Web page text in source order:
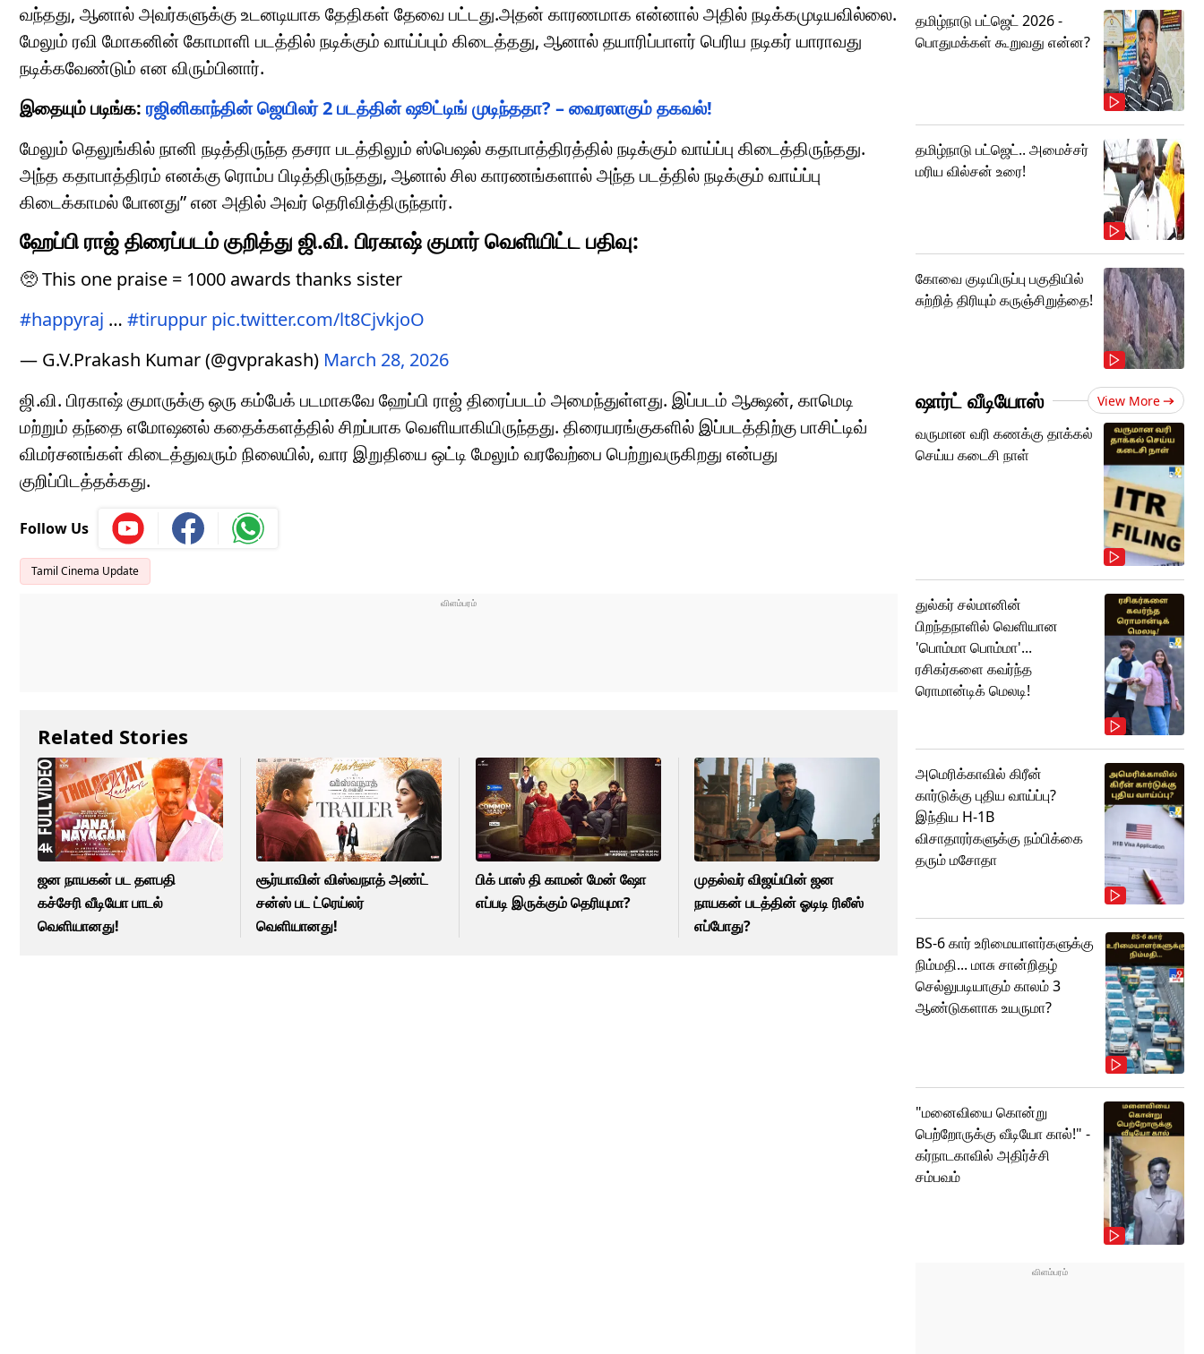
வந்தது, ஆனால் அவர்களுக்கு உடனடியாக தேதிகள் தேவை பட்டது.அதன் காரணமாக என்னால் அதில் நடிக்கமுடியவில்லை.
மேலும் ரவி மோகனின் கோமாளி படத்தில் நடிக்கும் வாய்ப்பும் கிடைத்தது, ஆனால் தயாரிப்பாளர் பெரிய நடிகர் யாராவது
நடிக்கவேண்டும் என விரும்பினார்.
இதையும் படிங்க: ரஜினிகாந்தின் ஜெயிலர் 2 படத்தின் ஷூட்டிங் முடிந்ததா? – வைரலாகும் தகவல்!
மேலும் தெலுங்கில் நானி நடித்திருந்த தசரா படத்திலும் ஸ்பெஷல் கதாபாத்திரத்தில் நடிக்கும் வாய்ப்பு கிடைத்திருந்தது.
அந்த கதாபாத்திரம் எனக்கு ரொம்ப பிடித்திருந்தது, ஆனால் சில காரணங்களால் அந்த படத்தில் நடிக்கும் வாய்ப்பு
கிடைக்காமல் போனது” என அதில் அவர் தெரிவித்திருந்தார்.
ஹேப்பி ராஜ் திரைப்படம் குறித்து ஜி.வி. பிரகாஷ் குமார் வெளியிட்ட பதிவு:
🥺 This one praise = 1000 awards thanks sister
#happyraj … #tiruppur pic.twitter.com/lt8CjvkjoO
— G.V.Prakash Kumar (@gvprakash) March 28, 2026
ஜி.வி. பிரகாஷ் குமாருக்கு ஒரு கம்பேக் படமாகவே ஹேப்பி ராஜ் திரைப்படம் அமைந்துள்ளது. இப்படம் ஆக்ஷன், காமெடி
மற்றும் தந்தை எமோஷனல் கதைக்களத்தில் சிறப்பாக வெளியாகியிருந்தது. திரையரங்குகளில் இப்படத்திற்கு பாசிட்டிவ்
விமர்சனங்கள் கிடைத்துவரும் நிலையில், வார இறுதியை ஒட்டி மேலும் வரவேற்பை பெற்றுவருகிறது என்பது
குறிப்பிடத்தக்கது.
Follow Us
Tamil Cinema Update
Related Stories
ஜன நாயகன் பட தளபதி
கச்சேரி வீடியோ பாடல்
வெளியானது!
சூர்யாவின் விஸ்வநாத் அண்ட்
சன்ஸ் பட ட்ரெய்லர்
வெளியானது!
பிக் பாஸ் தி காமன் மேன் ஷோ
எப்படி இருக்கும் தெரியுமா?
முதல்வர் விஜய்யின் ஜன
நாயகன் படத்தின் ஓடிடி ரிலீஸ்
எப்போது?
தமிழ்நாடு பட்ஜெட் 2026 -
பொதுமக்கள் கூறுவது என்ன?
தமிழ்நாடு பட்ஜெட்.. அமைச்சர்
மரிய வில்சன் உரை!
கோவை குடியிருப்பு பகுதியில்
சுற்றித் திரியும் கருஞ்சிறுத்தை!
ஷார்ட் வீடியோஸ் View More
வருமான வரி கணக்கு தாக்கல்
செய்ய கடைசி நாள்
துல்கர் சல்மானின்
பிறந்தநாளில் வெளியான
'பொம்மா பொம்மா'...
ரசிகர்களை கவர்ந்த
ரொமான்டிக் மெலடி!
அமெரிக்காவில் கிரீன்
கார்டுக்கு புதிய வாய்ப்பு?
இந்திய H-1B
விசாதாரர்களுக்கு நம்பிக்கை
தரும் மசோதா
BS-6 கார் உரிமையாளர்களுக்கு
நிம்மதி... மாசு சான்றிதழ்
செல்லுபடியாகும் காலம் 3
ஆண்டுகளாக உயருமா?
"மனைவியை கொன்று
பெற்றோருக்கு வீடியோ கால்!" -
கர்நாடகாவில் அதிர்ச்சி
சம்பவம்